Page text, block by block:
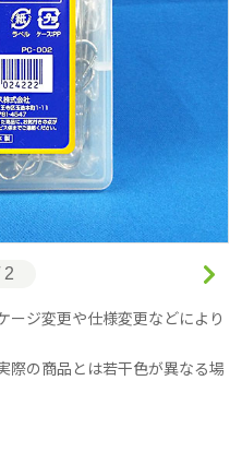
2
ージ変更や仕様変更などにより
際の商品とは若干色が異なる場